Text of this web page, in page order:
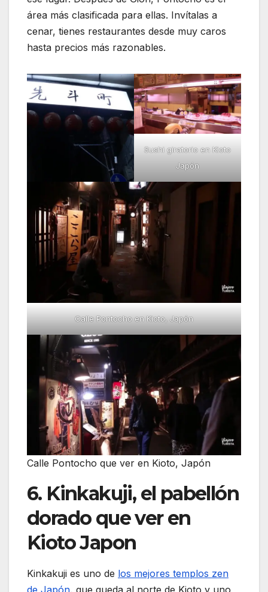
área más clasificada para ellas. Invítalas a
cenar, tienes restaurantes desde muy caros
hasta precios más razonables.
Sushi giratorio en Kioto
Japón
Calle Pontocho en Kioto, Japón
Calle Pontocho que ver en Kioto, Japón
6. Kinkakuji, el pabellón
dorado que ver en
Kioto Japon
Kinkakuji es uno de los mejores templos zen